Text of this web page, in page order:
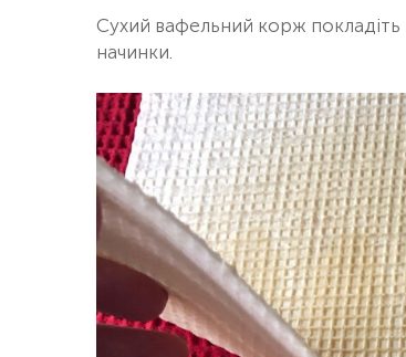
Сухий вафельний корж покладіть
начинки.